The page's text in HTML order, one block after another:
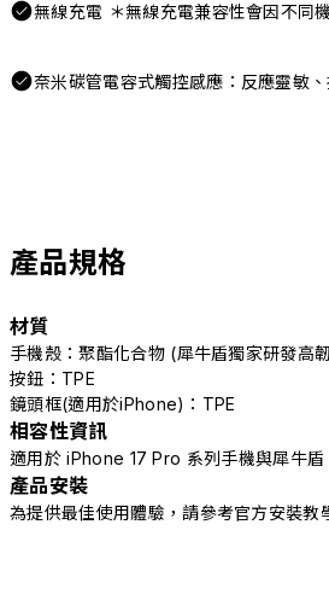
無線充電 ＊無線充電兼容性會因不同
奈米碳管電容式觸控感應：反應靈敏
產品規格
材質
手機殼：聚酯化合物 (犀牛盾獨家研發高
按鈕：TPE
鏡頭框(適用於iPhone)：TPE
相容性資訊
適用於 iPhone 17 Pro 系列手機與犀牛
產品安裝
為提供最佳使用體驗，請參考官方安裝教